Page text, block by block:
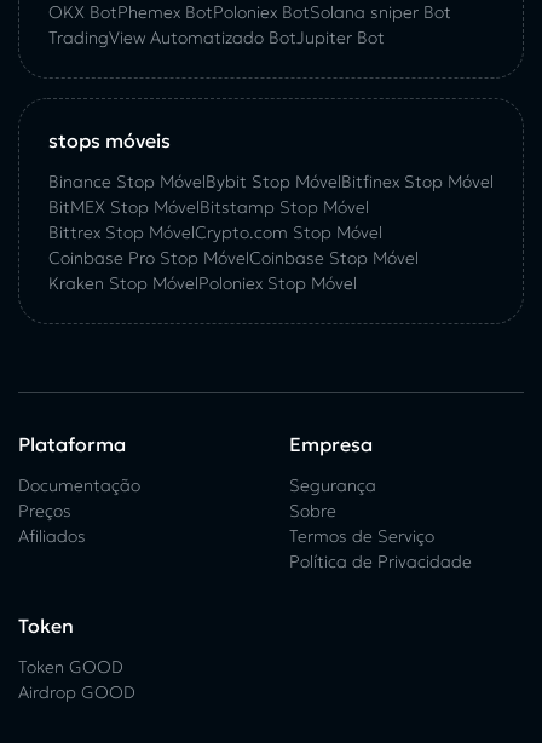
OKX BotPhemex BotPoloniex BotSolana sniper Bot
TradingView Automatizado BotJupiter Bot
stops móveis
Binance Stop MóvelBybit Stop MóvelBitfinex Stop Móvel
BitMEX Stop MóvelBitstamp Stop Móvel
Bittrex Stop MóvelCrypto.com Stop Móvel
Coinbase Pro Stop MóvelCoinbase Stop Móvel
Kraken Stop MóvelPoloniex Stop Móvel
Plataforma
Documentação
Preços
Afiliados
Empresa
Segurança
Sobre
Termos de Serviço
Política de Privacidade
Token
Token GOOD
Airdrop GOOD